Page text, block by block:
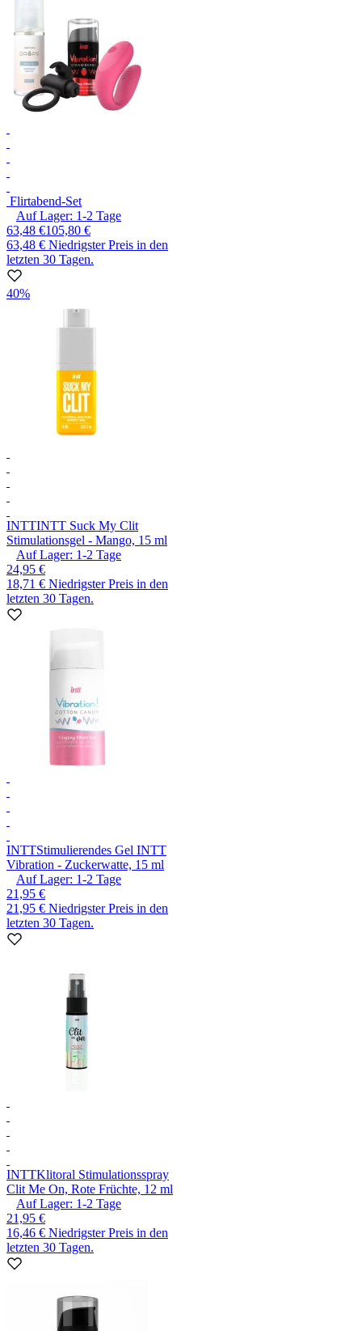
Flirtabend-Set
Auf Lager: 1-2 Tage
63,48 €105,80 €
63,48 € Niedrigster Preis in den
letzten 30 Tagen.
40%
INTTINTT Suck My Clit
Stimulationsgel - Mango, 15 ml
Auf Lager: 1-2 Tage
24,95 €
18,71 € Niedrigster Preis in den
letzten 30 Tagen.
INTTStimulierendes Gel INTT
Vibration - Zuckerwatte, 15 ml
Auf Lager: 1-2 Tage
21,95 €
21,95 € Niedrigster Preis in den
letzten 30 Tagen.
INTTKlitoral Stimulationsspray
Clit Me On, Rote Früchte, 12 ml
Auf Lager: 1-2 Tage
21,95 €
16,46 € Niedrigster Preis in den
letzten 30 Tagen.